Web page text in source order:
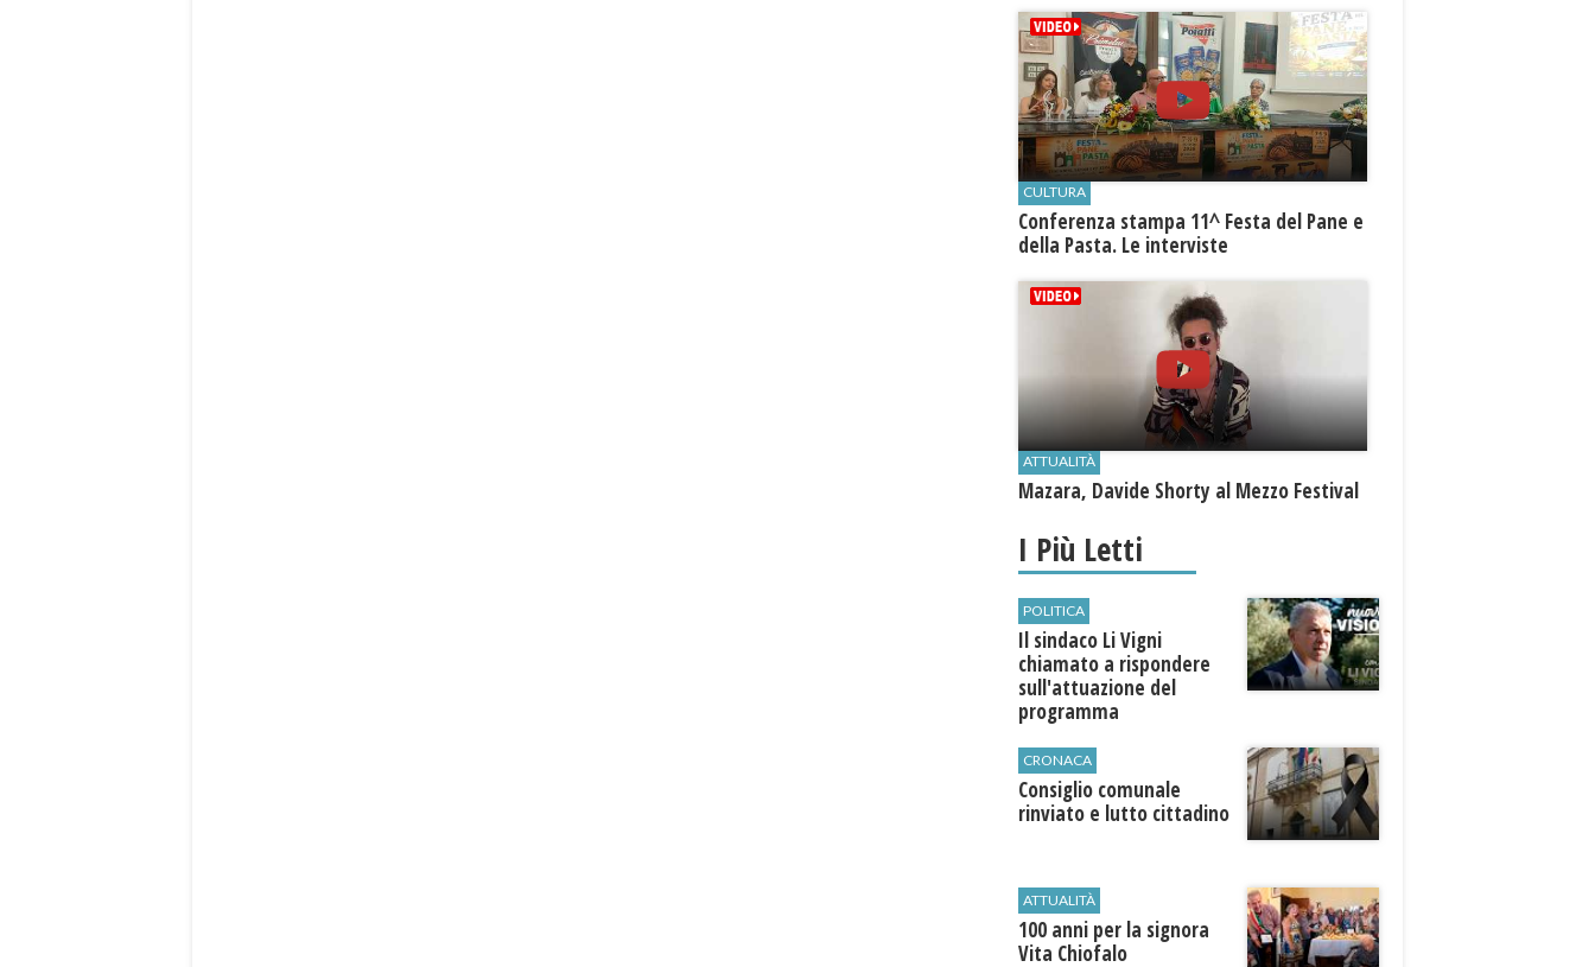
CULTURA
Conferenza stampa 11^ Festa del Pane e
della Pasta. Le interviste
ATTUALITÀ
Mazara, Davide Shorty al Mezzo Festival
I Più Letti
POLITICA
Il sindaco Li Vigni
chiamato a rispondere
sull'attuazione del
programma
CRONACA
Consiglio comunale
rinviato e lutto cittadino
ATTUALITÀ
100 anni per la signora
Vita Chiofalo